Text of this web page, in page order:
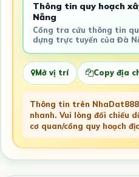
Thông tin quy hoạch
Nẵng
Cổng tra cứu thông tin
dựng trực tuyến của Đà
Mở vị trí Copy địa
Thông tin trên
nhanh. Vui lòng đối chiếu
cơ quan/cổng quy hoạch